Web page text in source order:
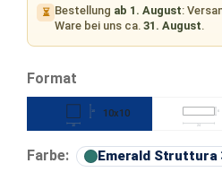
⏳ Bestellung ab 1. August:
Ware bei uns ca.31. August.
Format
10
10 10x10
24
Farbe: Emerald Struttura